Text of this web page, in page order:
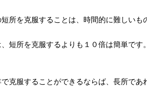
所を克服することは、時間的に難しいも
短所を克服するよりも１０倍は簡単です。
克服することができるならば、長所であ